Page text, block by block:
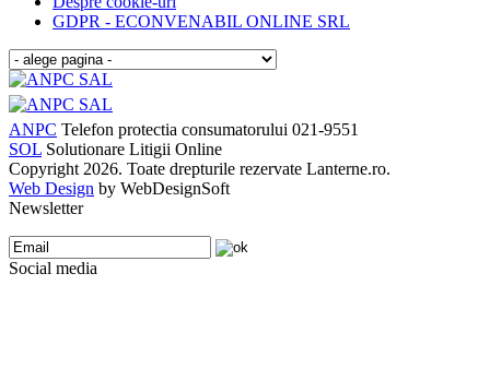
GDPR - ECONVENABIL ONLINE SRL
ANPC Telefon protectia consumatorului 021-9551
SOL Solutionare Litigii Online
Copyright 2026. Toate drepturile rezervate Lanterne.ro.
Web Design by WebDesignSoft
Newsletter
Social media